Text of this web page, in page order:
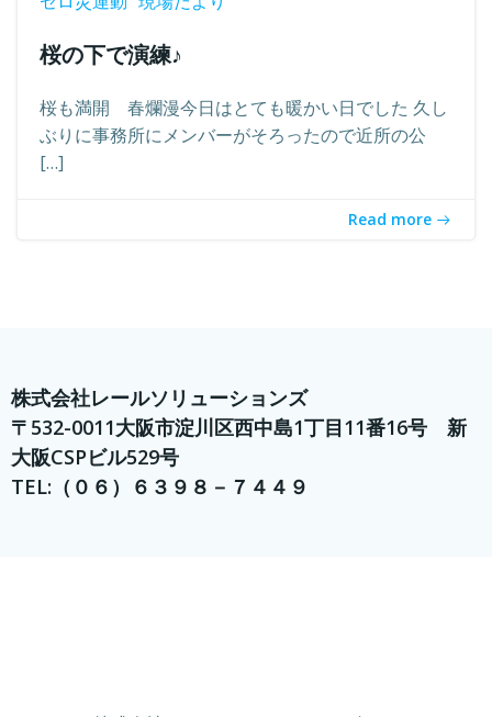
桜の下で演練♪
桜も満開 春爛漫今日はとても暖かい日でした 久し
ぶりに事務所にメンバーがそろったので近所の公
[…]
Read more
株式会社レールソリューションズ
〒532-0011大阪市淀川区西中島1丁目11番16号 新
大阪CSPビル529号
TEL:（０６）６３９８－７４４９